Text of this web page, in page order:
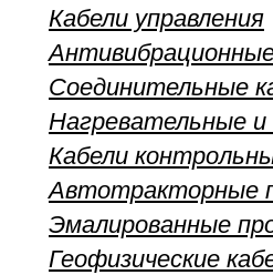
Кабели управления
Соединительные
Нагревательные и
Кабели
Автотракторные
Эмалированные
Геофизические